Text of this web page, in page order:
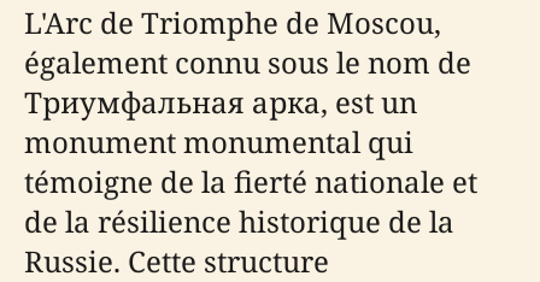
L'Arc de Triomphe de Moscou,
également connu sous le nom de
Триумфальная арка, est un
monument monumental qui
témoigne de la fierté nationale et
de la résilience historique de la
Russie. Cette structure